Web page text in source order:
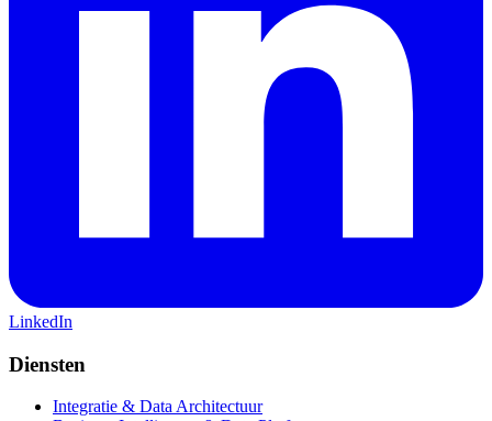
LinkedIn
Diensten
Integratie & Data Architectuur